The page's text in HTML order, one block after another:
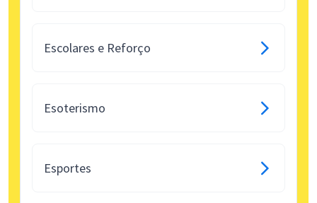
Escolares e Reforço
Esoterismo
Esportes